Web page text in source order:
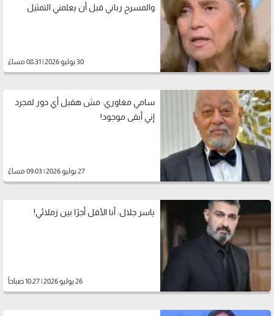
والمسرح رباني قبل أن يعلمني التمثيل
30 يوليو 2026 | 08:31 مساءً
سامي مغاوري: مش هقبل أي دور لمجرد
إني أبقى موجود!
27 يوليو 2026 | 09:03 مساءً
ياسر جلال: أنا الأقل أجرًا بين زملائي!
26 يوليو 2026 | 10:27 صباحاً